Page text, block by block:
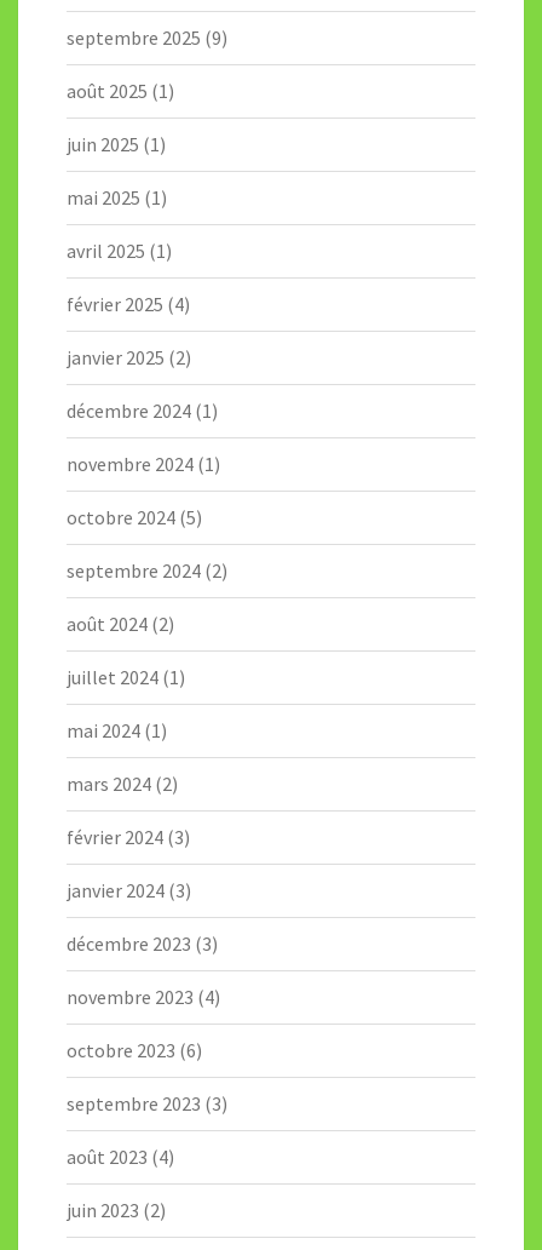
septembre 2025 (9)
août 2025 (1)
juin 2025 (1)
mai 2025 (1)
avril 2025 (1)
février 2025 (4)
janvier 2025 (2)
décembre 2024 (1)
novembre 2024 (1)
octobre 2024 (5)
septembre 2024 (2)
août 2024 (2)
juillet 2024 (1)
mai 2024 (1)
mars 2024 (2)
février 2024 (3)
janvier 2024 (3)
décembre 2023 (3)
novembre 2023 (4)
octobre 2023 (6)
septembre 2023 (3)
août 2023 (4)
juin 2023 (2)